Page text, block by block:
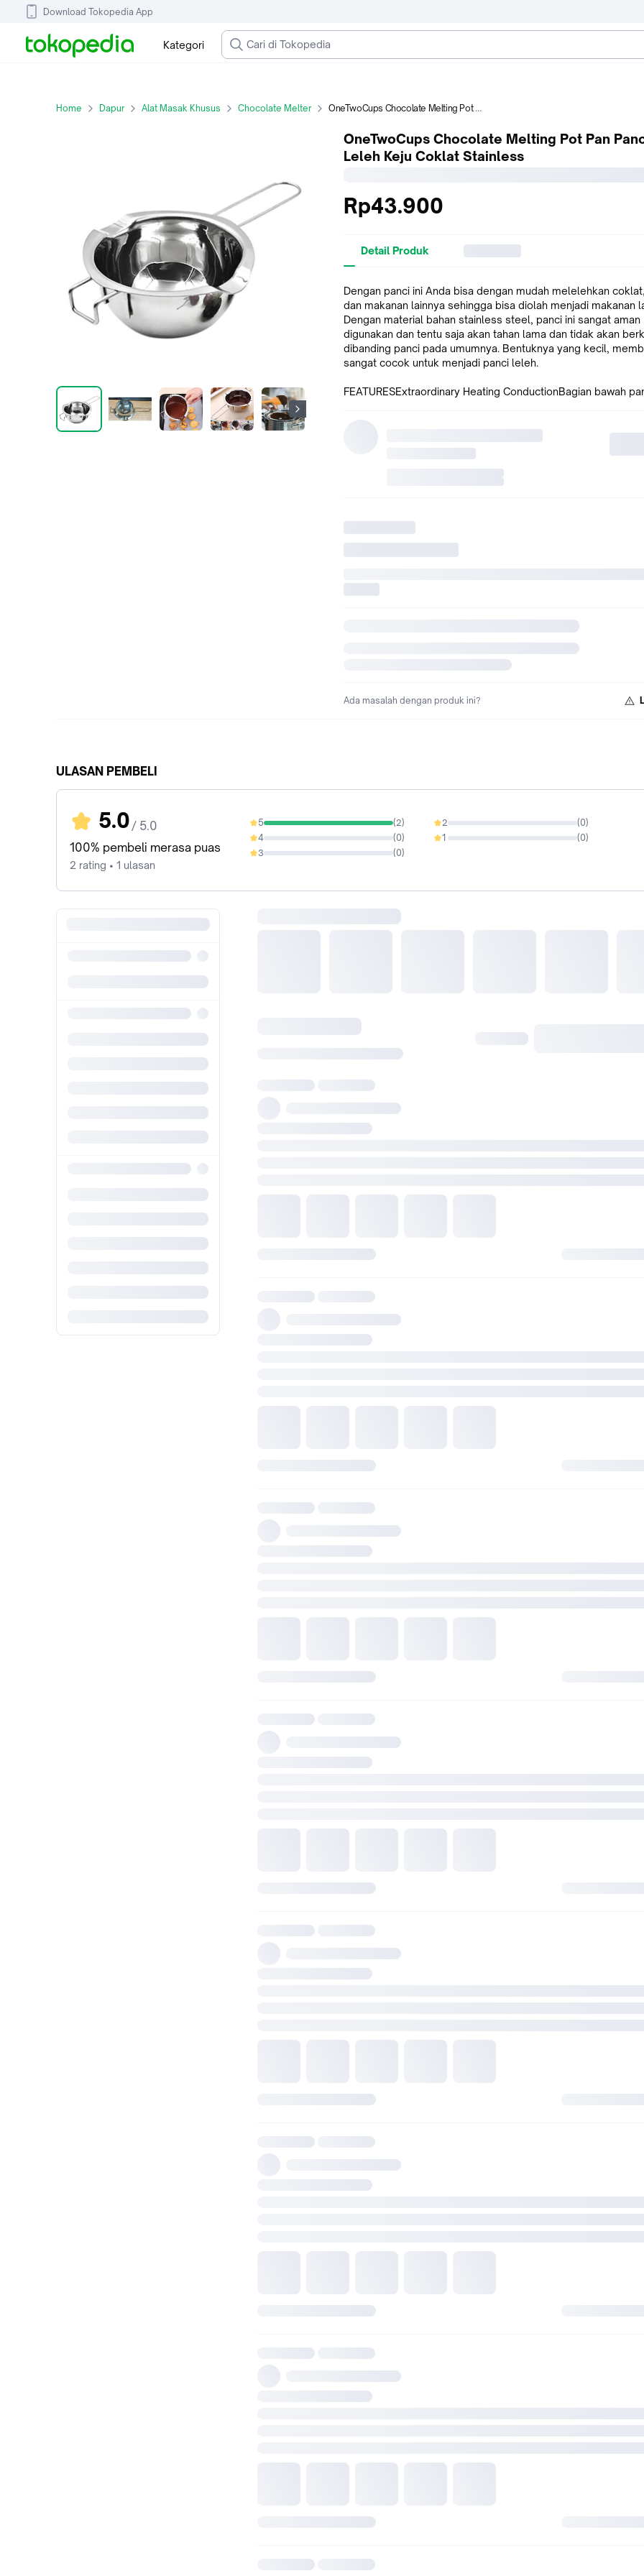
Download Tokopedia App
Kategori
Home Dapur Alat Masak Khusus Chocolate Melter OneTwoCups Chocolate Melting Pot Pan Panci Leleh Keju Coklat Stainless
OneTwoCups Chocolate Melting Pot Pan
Leleh Keju Coklat Stainless
Rp43.900
Detail Produk
Dengan panci ini Anda bisa dengan mudah melelehkan
dan makanan lainnya sehingga bisa diolah menjadi makanan
Dengan material bahan stainless steel, panci ini sangat aman
digunakan dan tentu saja akan tahan lama dan tidak akan
dibanding panci pada umumnya. Bentuknya yang kecil,
sangat cocok untuk menjadi panci leleh.
FEATURESExtraordinary Heating ConductionBagian bawah
Stainless Steel MaterialSeluruh bagian panci ini terbuat dari
stainless steel yang tebal dan tidak gampang penyot. Bahan
stainless steel ini juga memastikan panci tidak gampang
Pot Pan Panci Leleh Keju Coklat Stainless Steel - 162682
Ada masalah dengan produk ini?
ULASAN PEMBELI
5.0 / 5.0
100% pembeli merasa puas
2 rating • 1 ulasan
5 (2)
100%
4 (0)
0%
3 (0)
0%
2 (0)
0%
1 (0)
0%